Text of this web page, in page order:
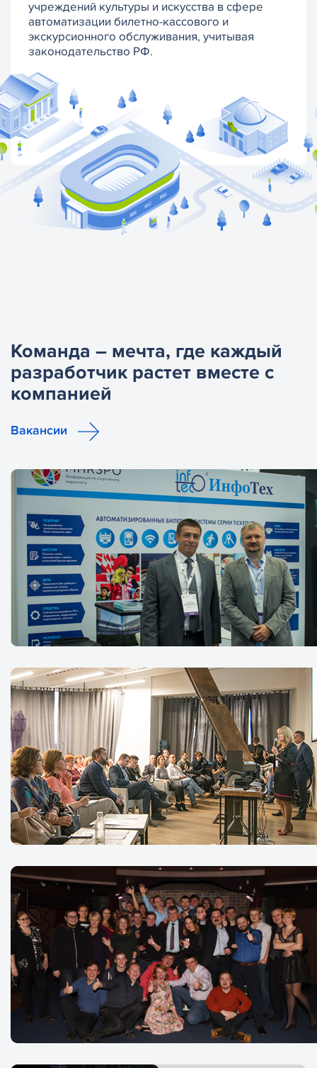
учреждений культуры и искусства в сфере
автоматизации билетно-кассового и
экскурсионного обслуживания, учитывая
законодательство РФ.
Команда – мечта, где каждый
разработчик растет вместе с
компанией
Вакансии